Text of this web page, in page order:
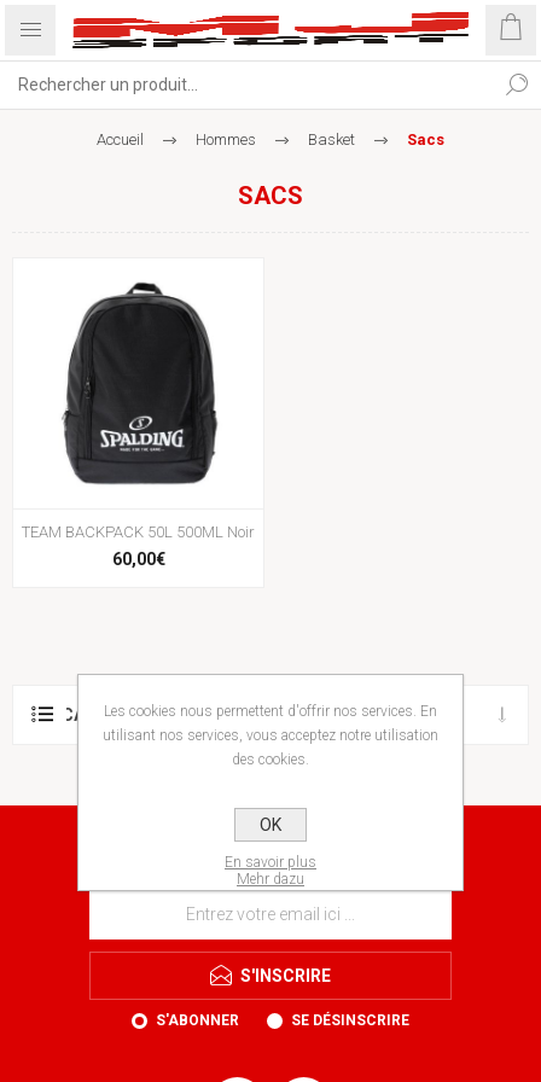
Accueil Hommes Basket Sacs
SACS
TEAM BACKPACK 50L 500ML Noir
60,00€
CATÉGORIES
NEWSLETTER
S'INSCRIRE
S'ABONNER SE DÉSINSCRIRE
Les cookies nous permettent d'offrir nos services. En
utilisant nos services, vous acceptez notre utilisation
des cookies.
OK
En savoir plus
Mehr dazu